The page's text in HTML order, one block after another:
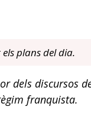
plans del dia.
dels discursos
franquista.